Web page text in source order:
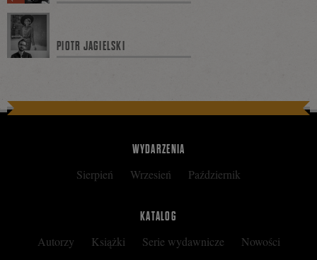
na
PIOTR JAGIELSKI
WYDARZENIA
Sierpień Wrzesień Październik
KATALOG
Autorzy Książki Serie wydawnicze
Nowości